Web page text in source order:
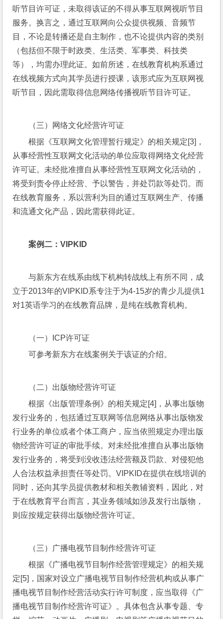
听节目许可证，未取得该证的不得从事互联网视听节目
服务。换言之，通过互联网向公众提供视频、音频节
目，不论是转播还是自主制作，也不论提供内容的类别
（包括但不限于时政类、生活类、军事类、科技类
等），均需办理此证。如前所述，在线教育机构系通过
在线视频方式向其学员进行授课，该形式应为互联网视
听节目，因此需取得信息网络传播视听节目许可证。
（三）网络文化经营许可证
根据《互联网文化管理暂行规定》的相关规定[3]，
从事经营性互联网文化活动的单位应取得网络文化经营
许可证。未经批准擅自从事经营性互联网文化活动的，
将受到责令停止经营、予以警告，并处罚款等处罚。而
在线教育服务，系以营利为目的通过互联网生产、传播
和流通文化产品，因此需获得此证。
案例二：VIPKID
与新东方在线系由线下机构转战线上有所不同，成
立于2013年的VIPKID系专注于为4-15岁的青少儿提供1
对1英语学习的在线教育品牌，是纯在线教育机构。
（一）ICP许可证
可参考新东方在线案例关于该证的介绍。
（二）出版物经营许可证
根据《出版管理条例》的相关规定[4]，从事出版物
发行业务的，包括通过互联网等信息网络从事出版物发
行业务的单位或者个体工商户，应当依照规定办理出版
物经营许可证的审批手续。对未经批准擅自从事出版物
发行业务的，将受到没收违法经营额及罚款、对侵犯他
人合法权益承担责任等处罚。VIPKID在提供在线培训的
同时，还向其学员提供教材和相关教辅资料，因此，对
于在线教育平台而言，其业务领域如涉及发行出版物，
则应按规定获得出版物经营许可证。
（三）广播电视节目制作经营许可证
根据《广播电视节目制作经营管理规定》的相关规
定[5]，国家对设立广播电视节目制作经营机构或从事广
播电视节目制作经营活动实行许可制度，应当取得《广
播电视节目制作经营许可证》。具体包含从事专题、专